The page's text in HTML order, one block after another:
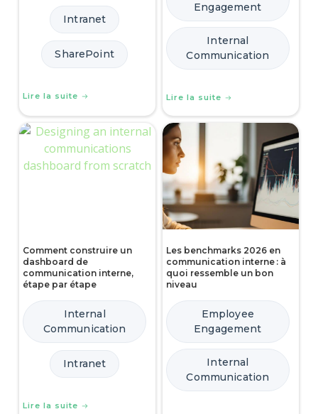
Intranet
SharePoint
Lire la suite
Engagement
Internal
Communication
Lire la suite
Comment construire un
dashboard de
communication interne,
étape par étape
Internal
Communication
Intranet
Lire la suite
Les benchmarks 2026 en
communication interne : à
quoi ressemble un bon
niveau
Employee
Engagement
Internal
Communication